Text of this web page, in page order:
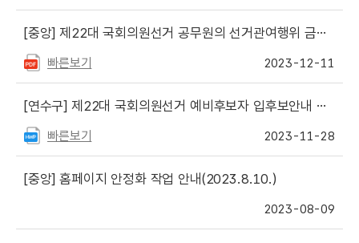
[중앙] 제22대 국회의원선거 공무원의 선거관여행위 금지안내
빠른보기 2023-12-11
[연수구] 제22대 국회의원선거 예비후보자 입후보안내 설명회 개최 안내
빠른보기 2023-11-28
[중앙] 홈페이지 안정화 작업 안내(2023.8.10.)
2023-08-09